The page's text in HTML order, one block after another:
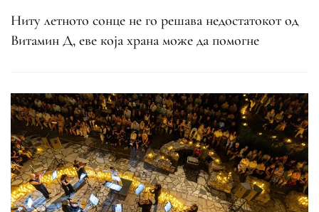
Ниту летното сонце не го решава недостатокот од
Витамин Д, еве која храна може да помогне